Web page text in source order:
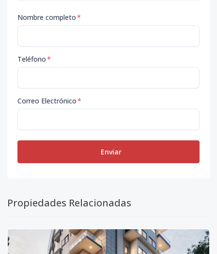
Nombre completo*
Teléfono*
Correo Electrónico*
Enviar
Propiedades Relacionadas